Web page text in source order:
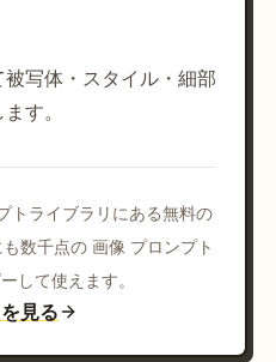
写体・スタイル・細部
す。
トライブラリにある無料の
数千点の 画像 プロンプト
して使えます。
見る